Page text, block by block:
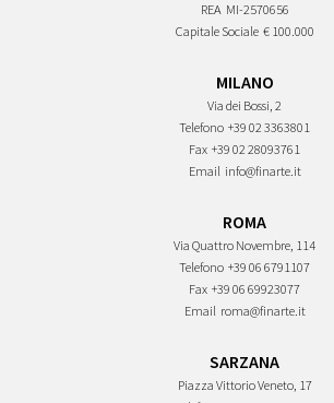
REA MI-2570656
Capitale Sociale € 100.000
MILANO
Via dei Bossi, 2
Telefono +39 02 3363801
Fax +39 02 28093761
Email info@finarte.it
ROMA
Via Quattro Novembre, 114
Telefono +39 06 6791107
Fax +39 06 69923077
Email roma@finarte.it
SARZANA
Piazza Vittorio Veneto, 17